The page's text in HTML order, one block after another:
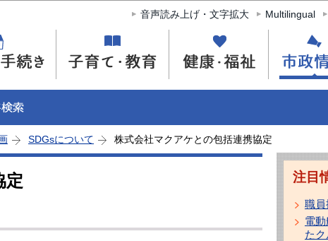
このページの本文へ移動
音声読み上げ・文字拡大 Multilingual
SDGsについて 株式会社マクアケとの包括連携協定
定 注目
職員
電
た